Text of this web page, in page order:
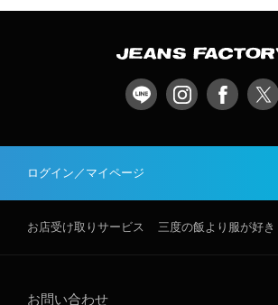
ログイン／マイページ
お店受け取りサービス 三度の飯より服が好き
お問い合わせ